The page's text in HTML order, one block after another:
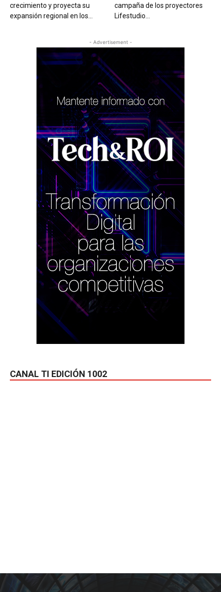
crecimiento y proyecta su
expansión regional en los...
campaña de los proyectores
Lifestudio...
- Advertisement -
CANAL TI EDICIÓN 1002